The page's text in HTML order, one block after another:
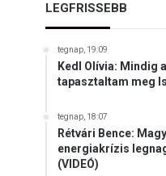
LEGFRISSEBB
tegnap, 19:09
Kedl Olívia: Mindig
tapasztaltam meg
tegnap, 18:07
Rétvári Bence:
energiakrízis
(VIDEÓ)